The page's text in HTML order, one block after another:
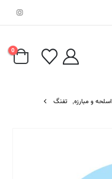
0
اسلحه و مبارزه, تفنگ